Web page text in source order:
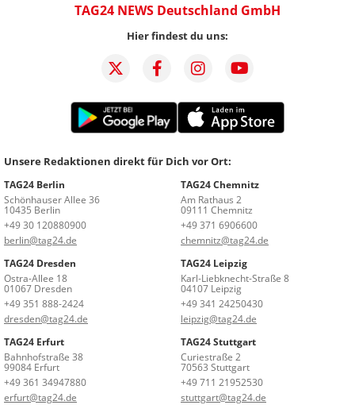
TAG24 NEWS Deutschland GmbH
Hier findest du uns:
Unsere Redaktionen direkt für Dich vor Ort:
TAG24 Berlin
Schönhauser Allee 36
10435 Berlin
+49 30 120880900
berlin@tag24.de
TAG24 Chemnitz
Am Rathaus 2
09111 Chemnitz
+49 371 6906600
chemnitz@tag24.de
TAG24 Dresden
Ostra-Allee 18
01067 Dresden
+49 351 888-2424
dresden@tag24.de
TAG24 Leipzig
Karl-Liebknecht-Straße 8
04107 Leipzig
+49 341 24250430
leipzig@tag24.de
TAG24 Erfurt
Bahnhofstraße 38
99084 Erfurt
+49 361 34947880
erfurt@tag24.de
TAG24 Stuttgart
Curiestraße 2
70563 Stuttgart
+49 711 21952530
stuttgart@tag24.de